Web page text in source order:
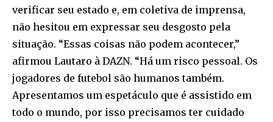
verificar seu estado e, em coletiva de imprensa,
não hesitou em expressar seu desgosto pela
situação. “Essas coisas não podem acontecer,”
afirmou Lautaro à DAZN. “Há um risco pessoal. Os
jogadores de futebol são humanos também.
Apresentamos um espetáculo que é assistido em
todo o mundo, por isso precisamos ter cuidado